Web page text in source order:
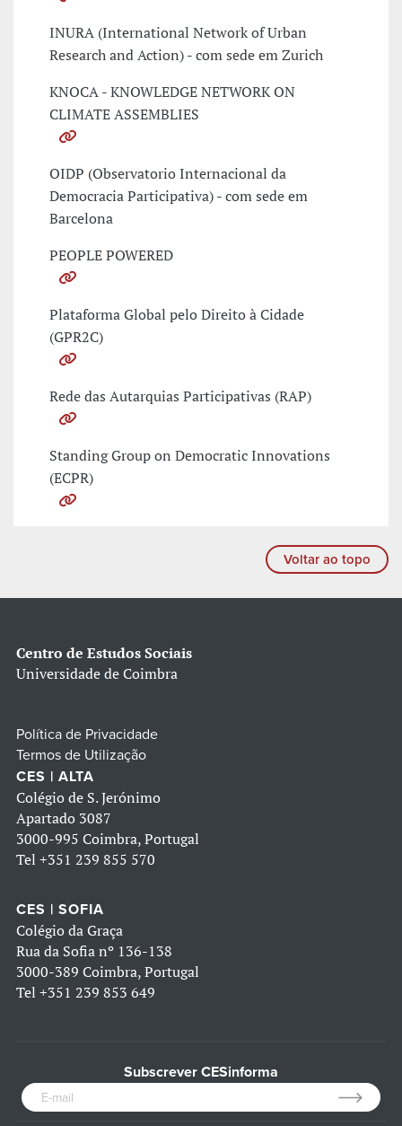
INURA (International Network of Urban
Research and Action) - com sede em Zurich
KNOCA - KNOWLEDGE NETWORK ON
CLIMATE ASSEMBLIES
OIDP (Observatorio Internacional da
Democracia Participativa) - com sede em
Barcelona
PEOPLE POWERED
Plataforma Global pelo Direito à Cidade
(GPR2C)
Rede das Autarquias Participativas (RAP)
Standing Group on Democratic Innovations
(ECPR)
Voltar ao topo
Centro de Estudos Sociais
Universidade de Coimbra
Política de Privacidade
Termos de Utilização
CES | ALTA
Colégio de S. Jerónimo
Apartado 3087
3000-995 Coimbra, Portugal
Tel +351 239 855 570
CES | SOFIA
Colégio da Graça
Rua da Sofia nº 136-138
3000-389 Coimbra, Portugal
Tel +351 239 853 649
Subscrever CESinforma